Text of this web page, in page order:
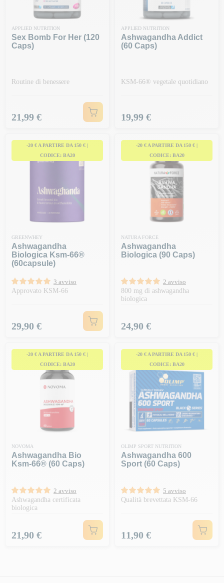
APPLIED NUTRITION
Sex Bomb For Her (120
Caps)
Routine di benessere
Prezzo
21,99 €
APPLIED NUTRITION
Ashwagandha Addict
(60 Caps)
KSM-66® vegetale quotidiano
Prezzo
19,99 €
-20 € A PARTIRE DA 150 € |
CODICE: BA20
GREENWHEY
Ashwagandha
Biologica Ksm-66®
(60capsule)
3 avviso
Approvato KSM-66
Prezzo
29,90 €
-20 € A PARTIRE DA 150 € |
CODICE: BA20
NATURA FORCE
Ashwagandha
Biologica (90 Caps)
2 avviso
800 mg di ashwagandha
biologica
Prezzo
24,90 €
-20 € A PARTIRE DA 150 € |
CODICE: BA20
NOVOMA
Ashwagandha Bio
Ksm-66® (60 Caps)
2 avviso
Ashwagandha certificata
biologica
Prezzo
21,90 €
-20 € A PARTIRE DA 150 € |
CODICE: BA20
OLIMP SPORT NUTRITION
Ashwagandha 600
Sport (60 Caps)
5 avviso
Qualità brevettata KSM-66
Prezzo
11,90 €